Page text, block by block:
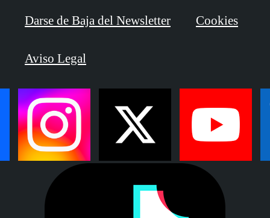
Darse de Baja del Newsletter Cookies
Aviso Legal